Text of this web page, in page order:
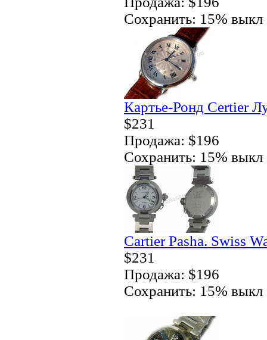
Сохранить: 15% выкл
Картье-Ронд Certier
$231
Продажа: $196
Сохранить: 15% выкл
Cartier Pasha. Swiss
$231
Продажа: $196
Сохранить: 15% выкл